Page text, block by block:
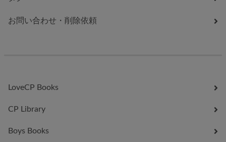
お問い合わせ・削除依頼
LoveCP Books
CP Library
Boys Books